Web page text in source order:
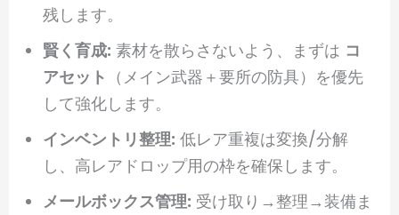
残します。
賢く育成: 素材を散らさないよう、まずは コ
アセット （メイン武器＋要所の防具）を優先
して強化します。
インベントリ整理: 低レア重複は変換/分解
し、高レアドロップ用の枠を確保します。
メールボックス管理: 受け取り→整理→装備ま